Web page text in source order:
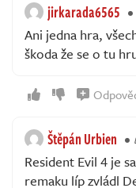
jirkarada6565
Ani jedna hra,
škoda že se o tu
Štěpán Urbien
Resident Evil 4 je
remaku líp zvládl